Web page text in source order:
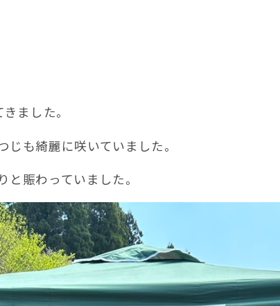
ました。
も綺麗に咲いていました。
賑わっていました。